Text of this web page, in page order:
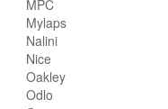
MPC
Mylaps
Nalini
Nice
Oakley
Odlo